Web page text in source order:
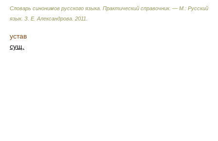
Словарь синонимов русского языка. Практический справочник. — М.: Русский
язык. З. Е. Александрова 2011
устав
сущ.